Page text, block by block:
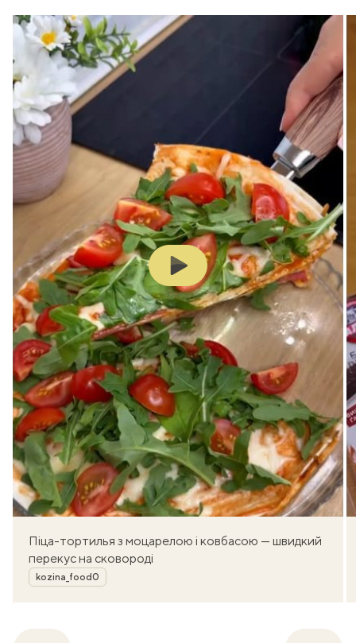
Play
Піца-тортилья з моцарелою і ковбасою — швидкий
перекус на сковороді
Автор
kozina_food0